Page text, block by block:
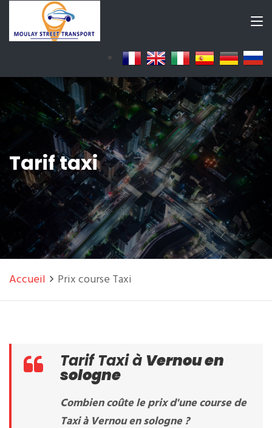
Tarif taxi
Accueil Prix course Taxi
Tarif Taxi à Vernou en
sologne
Combien coûte le prix d'une course de
Taxi à Vernou en sologne ?